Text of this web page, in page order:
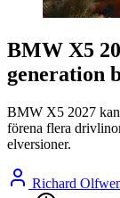
BMW X5
generation
BMW X5 2027 kan
förena flera
elversioner.
Richard